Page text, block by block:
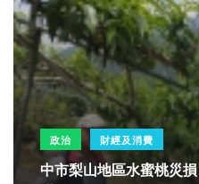
政治 財經及消費
中市梨山地區水蜜桃災損 5月27日前可申請現金救